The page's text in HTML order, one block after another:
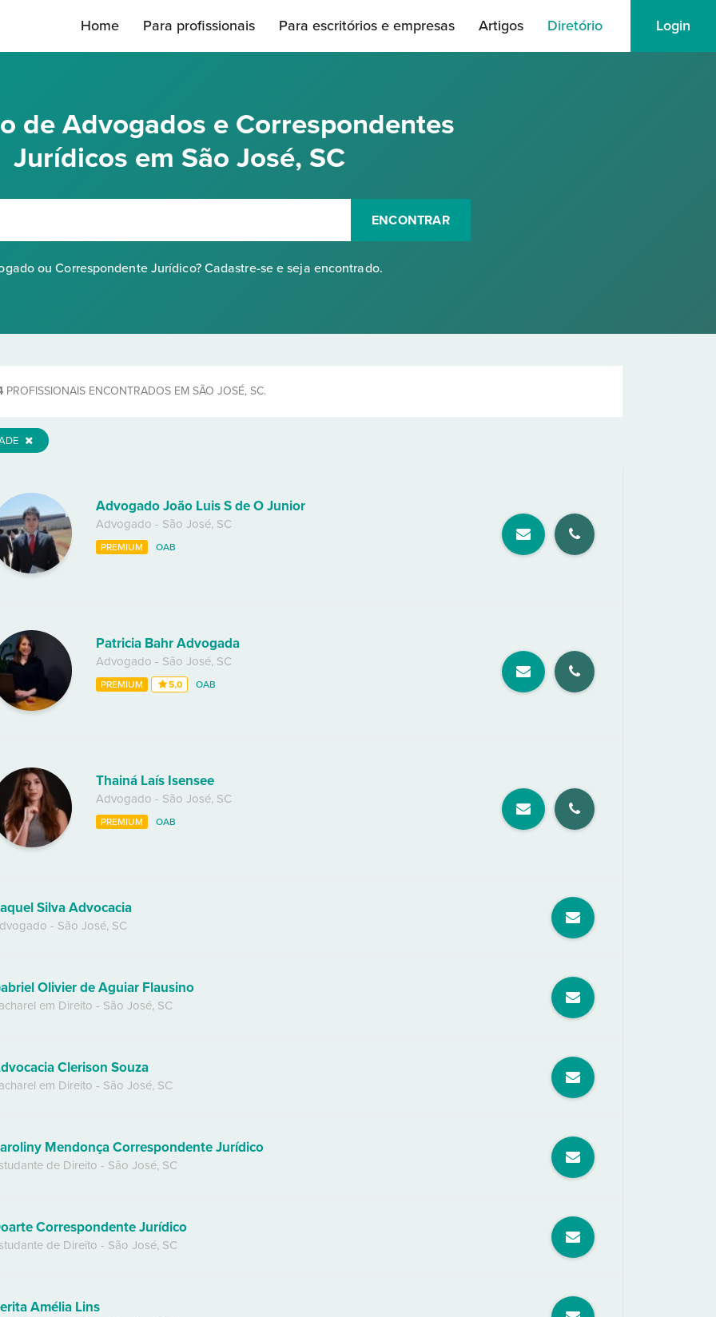
Home Para profissionais Para escritórios e empresas Artigos Diretório Login
de Advogados e Correspondentes
Jurídicos em São José, SC
ENCONTRAR
ou Correspondente Jurídico? Cadastre-se e seja encontrado.
PROFISSIONAIS ENCONTRADOS EM SÃO JOSÉ, SC.
Advogado João Luis S de O Junior
Advogado - São José, SC
PREMIUM OAB
Patricia Bahr Advogada
Advogado - São José, SC
PREMIUM 5,0 OAB
Thainá Laís Isensee
Advogado - São José, SC
PREMIUM OAB
Silva Advocacia
- São José, SC
Olivier de Aguiar Flausino
em Direito - São José, SC
Clerison Souza
em Direito - São José, SC
Mendonça Correspondente Jurídico
de Direito - São José, SC
Correspondente Jurídico
de Direito - São José, SC
Amélia Lins